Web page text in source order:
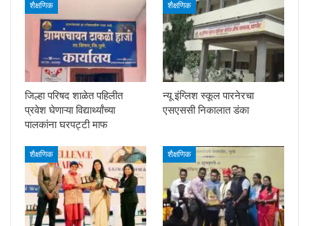
शैक्षणिक
जिल्हा परिषद शाळेत पहिलीत
प्रवेश घेणाऱ्या विद्यार्थ्यांच्या
पालकांना घरपट्टी माफ
शैक्षणिक
न्यू इंग्लिश स्कूल पारनेरचा
एसएससी निकालात डंका
शैक्षणिक शैक्षणिक